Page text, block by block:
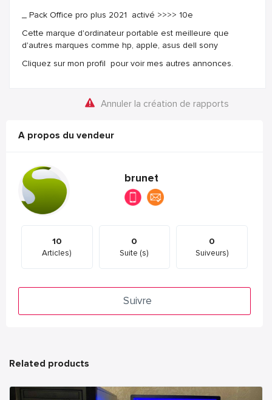
_ Pack Office pro plus 2021 activé >>>> 10e
Cette marque d'ordinateur portable est meilleure que
d'autres marques comme hp, apple, asus dell sony
Cliquez sur mon profil pour voir mes autres annonces.
Annuler la création de rapports
A propos du vendeur
brunet
10
Articles)
0
Suite (s)
0
Suiveurs)
Suivre
Related products